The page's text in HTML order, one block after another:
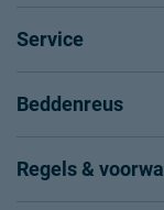
Service
Beddenreus
Regels &